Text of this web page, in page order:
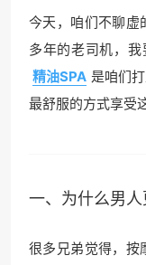
今天，咱们不聊虚
多年的老司机，
精油SPA 是咱们
最舒服的方式享受
一、为什么男人
很多兄弟觉得，按